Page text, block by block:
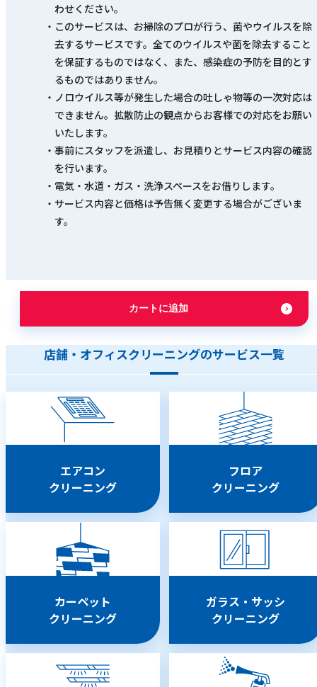
わせください。
このサービスは、お掃除のプロが行う、菌やウイルスを除
去するサービスです。全てのウイルスや菌を除去すること
を保証するものではなく、また、感染症の予防を目的とす
るものではありません。
ノロウイルス等が発生した場合の吐しゃ物等の一次対応は
できません。拡散防止の観点からお客様での対応をお願い
いたします。
事前にスタッフを派遣し、お見積りとサービス内容の確認
を行います。
電気・水道・ガス・洗浄スペースをお借りします。
サービス内容と価格は予告無く変更する場合がございま
す。
カートに追加
店舗・オフィスクリーニングのサービス一覧
エアコン
クリーニング
フロア
クリーニング
カーペット
クリーニング
ガラス・サッシ
クリーニング